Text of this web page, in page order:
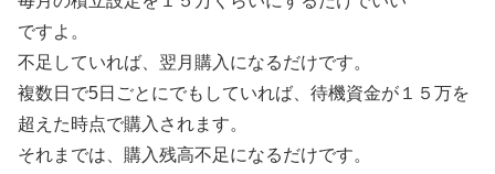
ですよ。
不足していれば、翌月購入になるだけです。
複数日で5日ごとにでもしていれば、待機資金が１５万を
超えた時点で購入されます。
それまでは、購入残高不足になるだけです。